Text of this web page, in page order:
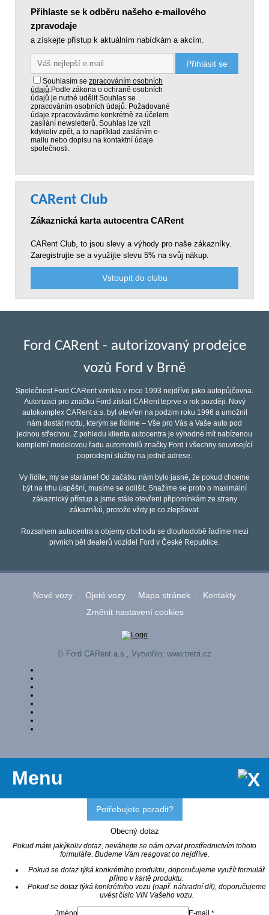
Přihlaste se k odběru našeho e-mailového
zpravodaje
a získejte přístup k aktuálním nabídkám a akcím.
Přihlásit se
Souhlasím se zpracováním osobních
údajů.Podle zákona o ochraně osobních
údajů je nutné udělit Souhlas se
zpracováním osobních údajů. Požadované
údaje zpracováváme konkrétně za účelem
zasílání newsletterů. Souhlas lze vzít
kdykoliv zpět, a to například zasláním e-
mailu nebo dopisu na kontaktní údaje
společnosti.
CARent Club
Zákaznická karta autocentra CARent
CARent Club, to jsou slevy a výhody pro naše zákazníky.
Zaregistrujte se a využijte slevu 5% na svůj nákup.
Vstoupit do clubu
Ford CARent - autorizovaný prodejce
vozů Ford v Brně
Společnost Ford CARent vznikla v roce 1993 nejdříve jako autopůjčovna.
Autorizaci pro značku Ford získal CARent teprve o rok později. Nový
autokomplex CARent a.s. byl otevřen na podzim roku 1996 a umožnil
nám dostát mottu, kterým se řídíme – Vše pro Vás a Vaše auto pod
jednou střechou. Z pohledu klienta autocentra je výhodné mít nabízenou
kompletní modelovou řadu automobilů značky Ford i všechny související
poprodejní služby na jedné adrese.
Vy řídíte, my se staráme! Od začátku nám bylo jasné, že pokud chceme
být na trhu úspěšní, musíme se odlišit. Snažíme se proto o maximální
zákaznický přístup a jsme stále otevřeni připomínkám ze strany
zákazníků, protože vždy je co zlepšovat.
Rozsahem autocentra a objemy obchodu se dlouhodobě řadíme mezi
prvních pět dealerů vozidel Ford v České Republice.
Nové vozy Ojeté vozy Mapa stránek
Kontakty
Změnit nastavení cookies
© Ford CARent a.s., Vytvořilo: www.tretri.cz
Menu
Potřebujete poradit?
Obecný dotaz
Pokud máte jakýkoliv dotaz, neváhejte se nám ozvat prostřednictvím tohoto
formuláře. Budeme Vám reagovat co nejdříve.
Pokud se dotaz týká konkrétního produktu, doporučujeme využít formulář
přímo v kartě produktu.
Pokud se dotaz týká konkrétního vozu (např. náhradní díl), doporučujeme
uvést číslo VIN Vašeho vozu.
Jméno E-mail *